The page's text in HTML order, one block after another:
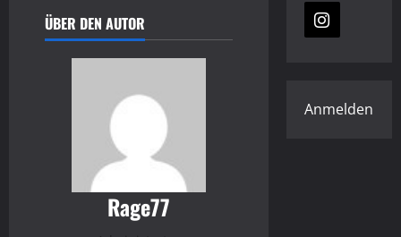
ÜBER DEN AUTOR
Rage77
Anmelden